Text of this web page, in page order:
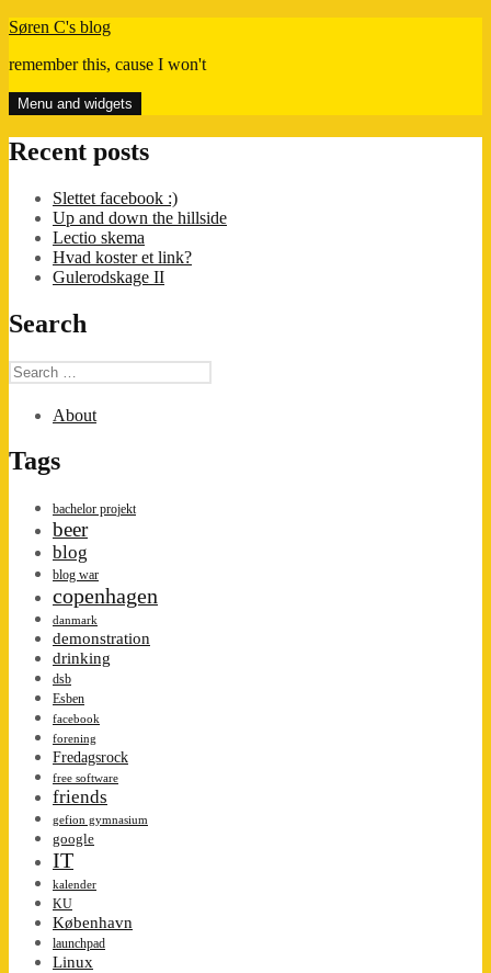
Skip
content
Søren C's blog
remember this, cause I won't
Menu and widgets
Recent posts
Slettet facebook :)
Up and down the hillside
Lectio skema
Hvad koster et link?
Gulerodskage II
Search
Search
for:
About
Tags
bachelor projekt
beer
blog
blog war
copenhagen
danmark
demonstration
drinking
dsb
Esben
facebook
forening
Fredagsrock
free software
friends
gefion gymnasium
google
IT
kalender
KU
København
launchpad
Linux